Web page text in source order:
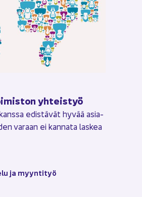
yh­teis­työ
edis­tä­vät hyvää asia­
va­raan ei kan­na­ta las­kea
ja myyn­ti­työ